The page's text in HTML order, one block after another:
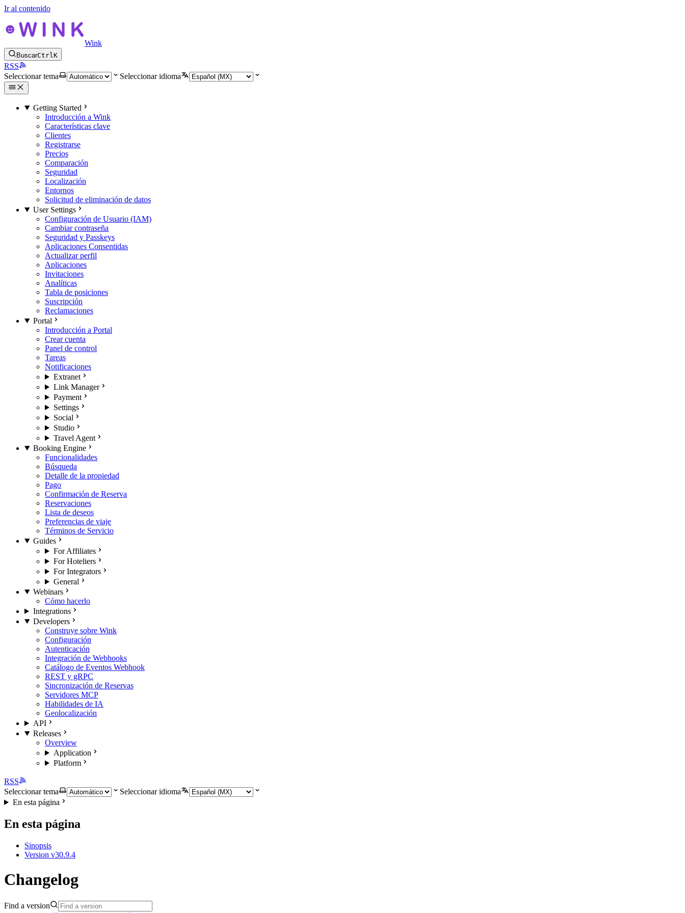
Ir al contenido
Wink
BuscarCtrlK
RSS
Seleccionar tema
Seleccionar idioma
Getting Started
Introducción a Wink
Características clave
Clientes
Registrarse
Precios
Comparación
Seguridad
Localización
Entornos
Solicitud de eliminación de datos
User Settings
Configuración de Usuario (IAM)
Cambiar contraseña
Seguridad y Passkeys
Aplicaciones Consentidas
Actualizar perfil
Aplicaciones
Invitaciones
Analíticas
Tabla de posiciones
Suscripción
Reclamaciones
Portal
Introducción a Portal
Crear cuenta
Panel de control
Tareas
Notificaciones
Extranet
Link Manager
Payment
Settings
Social
Studio
Travel Agent
Booking Engine
Funcionalidades
Búsqueda
Detalle de la propiedad
Pago
Confirmación de Reserva
Reservaciones
Lista de deseos
Preferencias de viaje
Términos de Servicio
Guides
For Affiliates
For Hoteliers
For Integrators
General
Webinars
Cómo hacerlo
Integrations
Developers
Construye sobre Wink
Configuración
Autenticación
Integración de Webhooks
Catálogo de Eventos Webhook
REST y gRPC
Sincronización de Reservas
Servidores MCP
Habilidades de IA
Geolocalización
API
Releases
Overview
Application
Platform
RSS
Seleccionar tema
Seleccionar idioma
En esta página
En esta página
Sinopsis
Version v30.9.4
Changelog
Find a version